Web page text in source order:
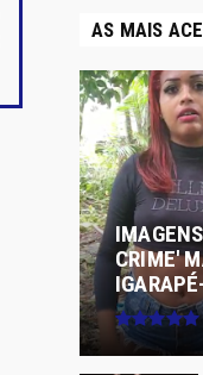
AS MAIS
CRIME'